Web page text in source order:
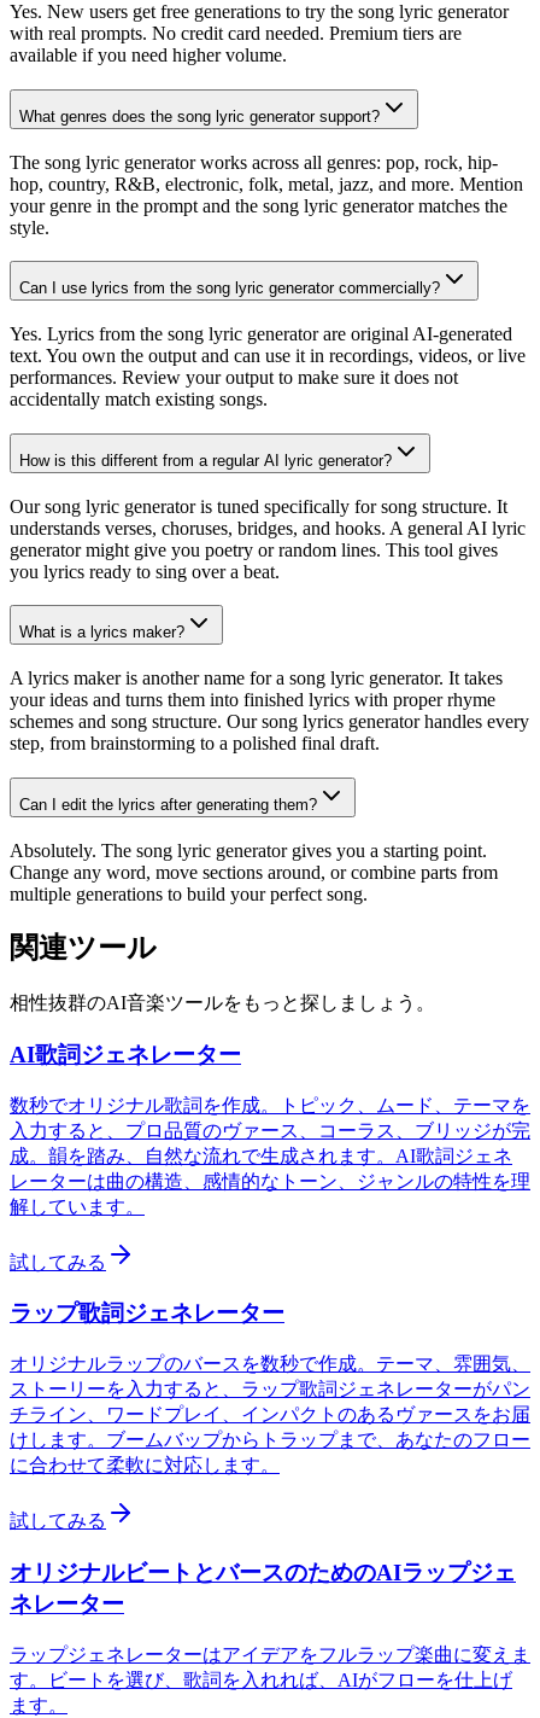
Yes. New users get free generations to try the song lyric generator
with real prompts. No credit card needed. Premium tiers are
available if you need higher volume.
What genres does the song lyric generator support?
The song lyric generator works across all genres: pop, rock, hip-
hop, country, R&B, electronic, folk, metal, jazz, and more. Mention
your genre in the prompt and the song lyric generator matches the
style.
Can I use lyrics from the song lyric generator commercially?
Yes. Lyrics from the song lyric generator are original AI-generated
text. You own the output and can use it in recordings, videos, or live
performances. Review your output to make sure it does not
accidentally match existing songs.
How is this different from a regular AI lyric generator?
Our song lyric generator is tuned specifically for song structure. It
understands verses, choruses, bridges, and hooks. A general AI lyric
generator might give you poetry or random lines. This tool gives
you lyrics ready to sing over a beat.
What is a lyrics maker?
A lyrics maker is another name for a song lyric generator. It takes
your ideas and turns them into finished lyrics with proper rhyme
schemes and song structure. Our song lyrics generator handles every
step, from brainstorming to a polished final draft.
Can I edit the lyrics after generating them?
Absolutely. The song lyric generator gives you a starting point.
Change any word, move sections around, or combine parts from
multiple generations to build your perfect song.
関連ツール
相性抜群のAI音楽ツールをもっと探しましょう。
AI歌詞ジェネレーター
数秒でオリジナル歌詞を作成。トピック、ムード、テーマを
入力すると、プロ品質のヴァース、コーラス、ブリッジが完
成。韻を踏み、自然な流れで生成されます。AI歌詞ジェネ
レーターは曲の構造、感情的なトーン、ジャンルの特性を理
解しています。
試してみる
ラップ歌詞ジェネレーター
オリジナルラップのバースを数秒で作成。テーマ、雰囲気、
ストーリーを入力すると、ラップ歌詞ジェネレーターがパン
チライン、ワードプレイ、インパクトのあるヴァースをお届
けします。ブームバップからトラップまで、あなたのフロー
に合わせて柔軟に対応します。
試してみる
オリジナルビートとバースのためのAIラップジェ
ネレーター
ラップジェネレーターはアイデアをフルラップ楽曲に変えま
す。ビートを選び、歌詞を入れれば、AIがフローを仕上げ
ます。